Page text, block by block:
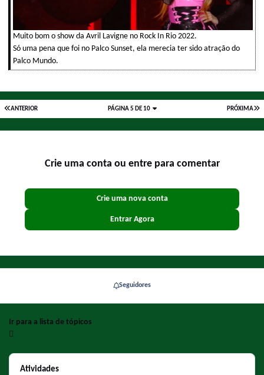
Muito bom o show da Avril Lavigne no Rock In Rio 2022.
Só uma pena que foi no Palco Sunset, ela merecia ter sido atração do
Palco Mundo.
ANTERIOR PRÓXIMA
PÁGINA 5 DE 10
Crie uma conta ou entre para comentar
Crie uma nova conta
Entrar Agora
Seguidores
Ir para a lista de tópicos
Atividades